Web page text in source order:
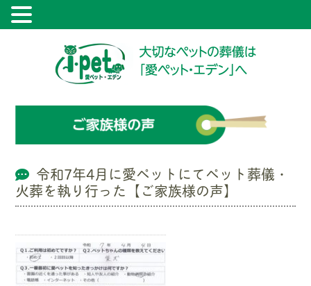
令和7年4月に愛ペットにてペット葬儀・
火葬を執り行った【ご家族様の声】